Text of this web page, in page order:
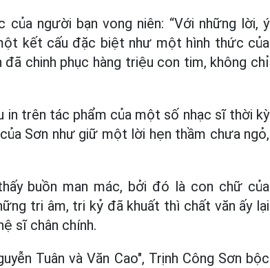
người bạn vong niên: “Với những lời, ý
kết cấu đặc biệt như một hình thức của
chinh phục hàng triệu con tim, không chỉ
in trên tác phẩm của một số nhạc sĩ thời kỳ
Sơn như giữ một lời hẹn thầm chưa ngỏ,
buồn man mác, bởi đó là con chữ của
tri âm, tri kỷ đã khuất thì chất văn ấy lại
sĩ chân chính.
Tuân và Văn Cao", Trịnh Công Sơn bộc